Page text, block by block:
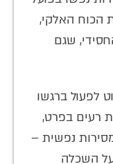
הכוח האלקי,
שגם
לפעול ברגשו
רעים בפרט,
נפשית –
השכלה